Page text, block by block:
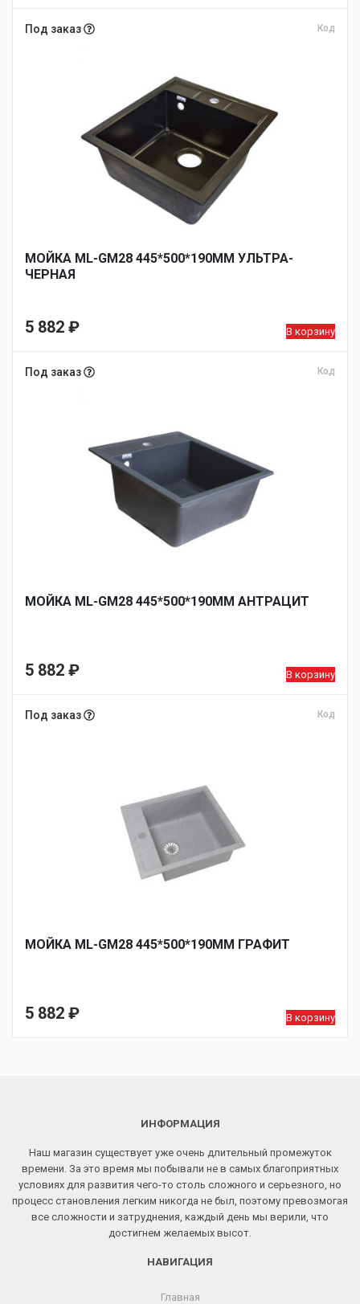
Под заказ Код
МОЙКА ML-GM28 445*500*190ММ УЛЬТРА-
ЧЕРНАЯ
5 882 ₽ В корзину
Под заказ Код
МОЙКА ML-GM28 445*500*190ММ АНТРАЦИТ
5 882 ₽ В корзину
Под заказ Код
МОЙКА ML-GM28 445*500*190ММ ГРАФИТ
5 882 ₽ В корзину
ИНФОРМАЦИЯ
Наш магазин существует уже очень длительный промежуток
времени. За это время мы побывали не в самых благоприятных
условиях для развития чего-то столь сложного и серьезного, но
процесс становления легким никогда не был, поэтому превозмогая
все сложности и затруднения, каждый день мы верили, что
достигнем желаемых высот.
НАВИГАЦИЯ
Главная